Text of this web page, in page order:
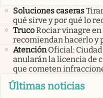
Soluciones caseras
qué sirve y por qué lo
TrucoRociar vinagre
recomiendan hacerlo y
Atención Oficial:
anularán la licencia de
que cometen
Últimas noticias